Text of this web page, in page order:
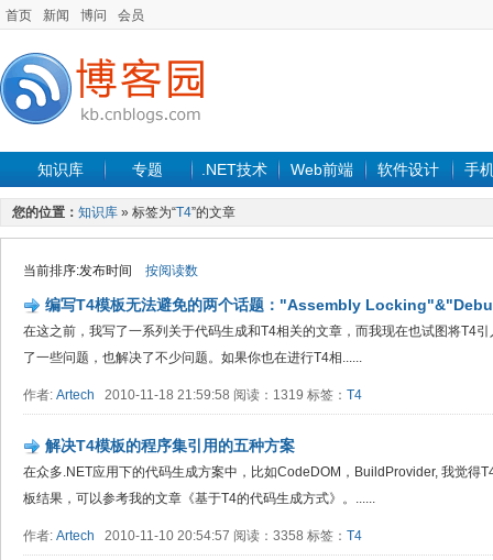
首页 新闻 博问 会员
知识库 专题 .NET技术 Web前端 软件设计 手
您的位置： 知识库 » 标签为“T4”的文章
当前排序:发布时间 按阅读数
编写T4模板无法避免的两个话题："Assembly
在这之前，我写了一系列关于代码生成和T4相关的文章，而我现在也试图将T4
了一些问题，也解决了不少问题。如果你也在进行T4相......
作者: Artech 2010-11-18 21:59:58 阅读：1319 标签： T4
解决T4模板的程序集引用的五种方案
在众多.NET应用下的代码生成方案中，比如CodeDOM，BuildProvider, 我觉得
板结果，可以参考我的文章《基于T4的代码生成方式》。......
作者: Artech 2010-11-10 20:54:57 阅读：3358 标签： T4